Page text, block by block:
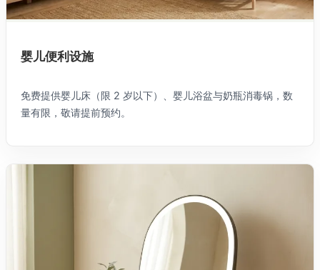
婴儿便利设施
免费提供婴儿床（限 2 岁以下）、婴儿浴盆与奶瓶消毒锅，数
量有限，敬请提前预约。